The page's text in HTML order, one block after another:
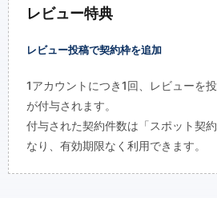
レビュー特典
レビュー投稿で契約枠を追加
1アカウントにつき1回、レビューを
が付与されます。
付与された契約件数は「スポット契
なり、有効期限なく利用できます。